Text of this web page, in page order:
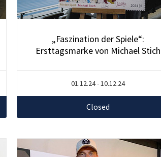
„Faszination der Spiele“:
Ersttagsmarke von Michael Stich
01.12.24 - 10.12.24
Closed